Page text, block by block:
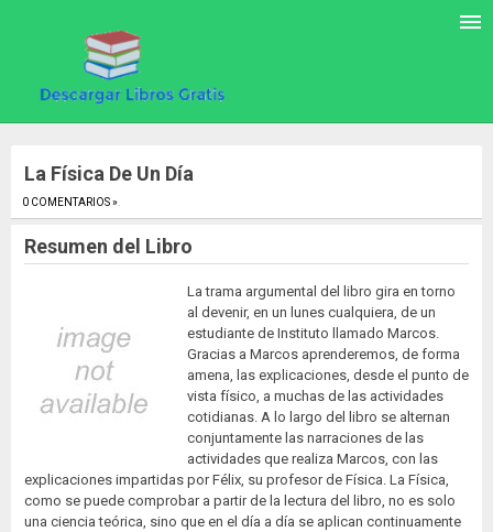
La Física De Un Día
0 COMENTARIOS ».
Resumen del Libro
La trama argumental del libro gira en torno
al devenir, en un lunes cualquiera, de un
estudiante de Instituto llamado Marcos.
Gracias a Marcos aprenderemos, de forma
amena, las explicaciones, desde el punto de
vista físico, a muchas de las actividades
cotidianas. A lo largo del libro se alternan
conjuntamente las narraciones de las
actividades que realiza Marcos, con las
explicaciones impartidas por Félix, su profesor de Física. La Física,
como se puede comprobar a partir de la lectura del libro, no es solo
una ciencia teórica, sino que en el día a día se aplican continuamente